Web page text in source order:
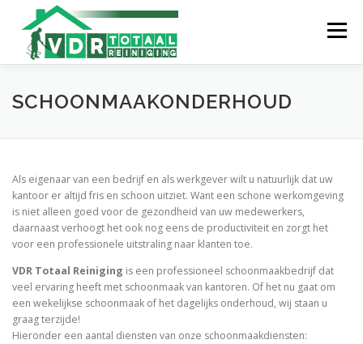
inhoud
Menu
HOME OVER ONS SERVICES REFERENTIES
SCHOONMAAKONDERHOUD
Als eigenaar van een bedrijf en als werkgever wilt u natuurlijk dat uw
kantoor er altijd fris en schoon uitziet. Want een schone werkomgeving
is niet alleen goed voor de gezondheid van uw medewerkers,
daarnaast verhoogt het ook nog eens de productiviteit en zorgt het
voor een professionele uitstraling naar klanten toe.
VDR Totaal Reiniging is een professioneel schoonmaakbedrijf dat
veel ervaring heeft met schoonmaak van kantoren. Of het nu gaat om
een wekelijkse schoonmaak of het dagelijks onderhoud, wij staan u
graag terzijde!
Hieronder een aantal diensten van onze schoonmaakdiensten: